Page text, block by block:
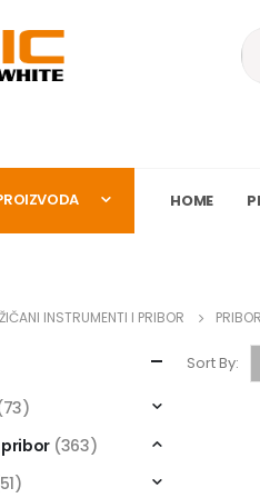
HOME
ŽIČANI INSTRUMENTI I PRIBOR
Sort By:
pribor (363)